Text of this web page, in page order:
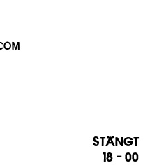
STÄNGT
18 - 00